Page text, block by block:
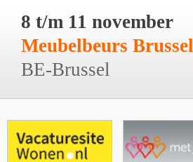
8 t/m 11 november
Meubelbeurs Brussel
BE-Brussel